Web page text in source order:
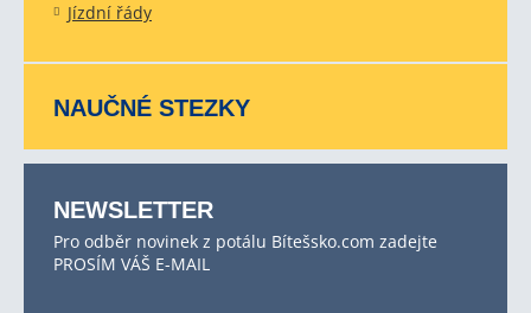
Jízdní řády
NAUČNÉ STEZKY
NEWSLETTER
Pro odběr novinek z potálu Bítešsko.com zadejte
PROSÍM VÁŠ E-MAIL